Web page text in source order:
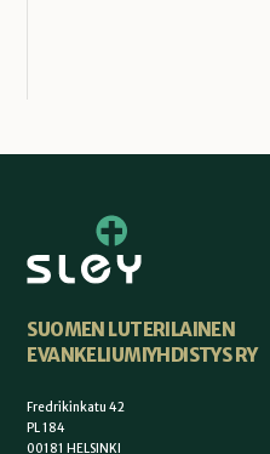
SUOMEN LUTERILAINEN
EVANKELIUMIYHDISTYS RY
Fredrikinkatu 42
PL 184
00181 HELSINKI